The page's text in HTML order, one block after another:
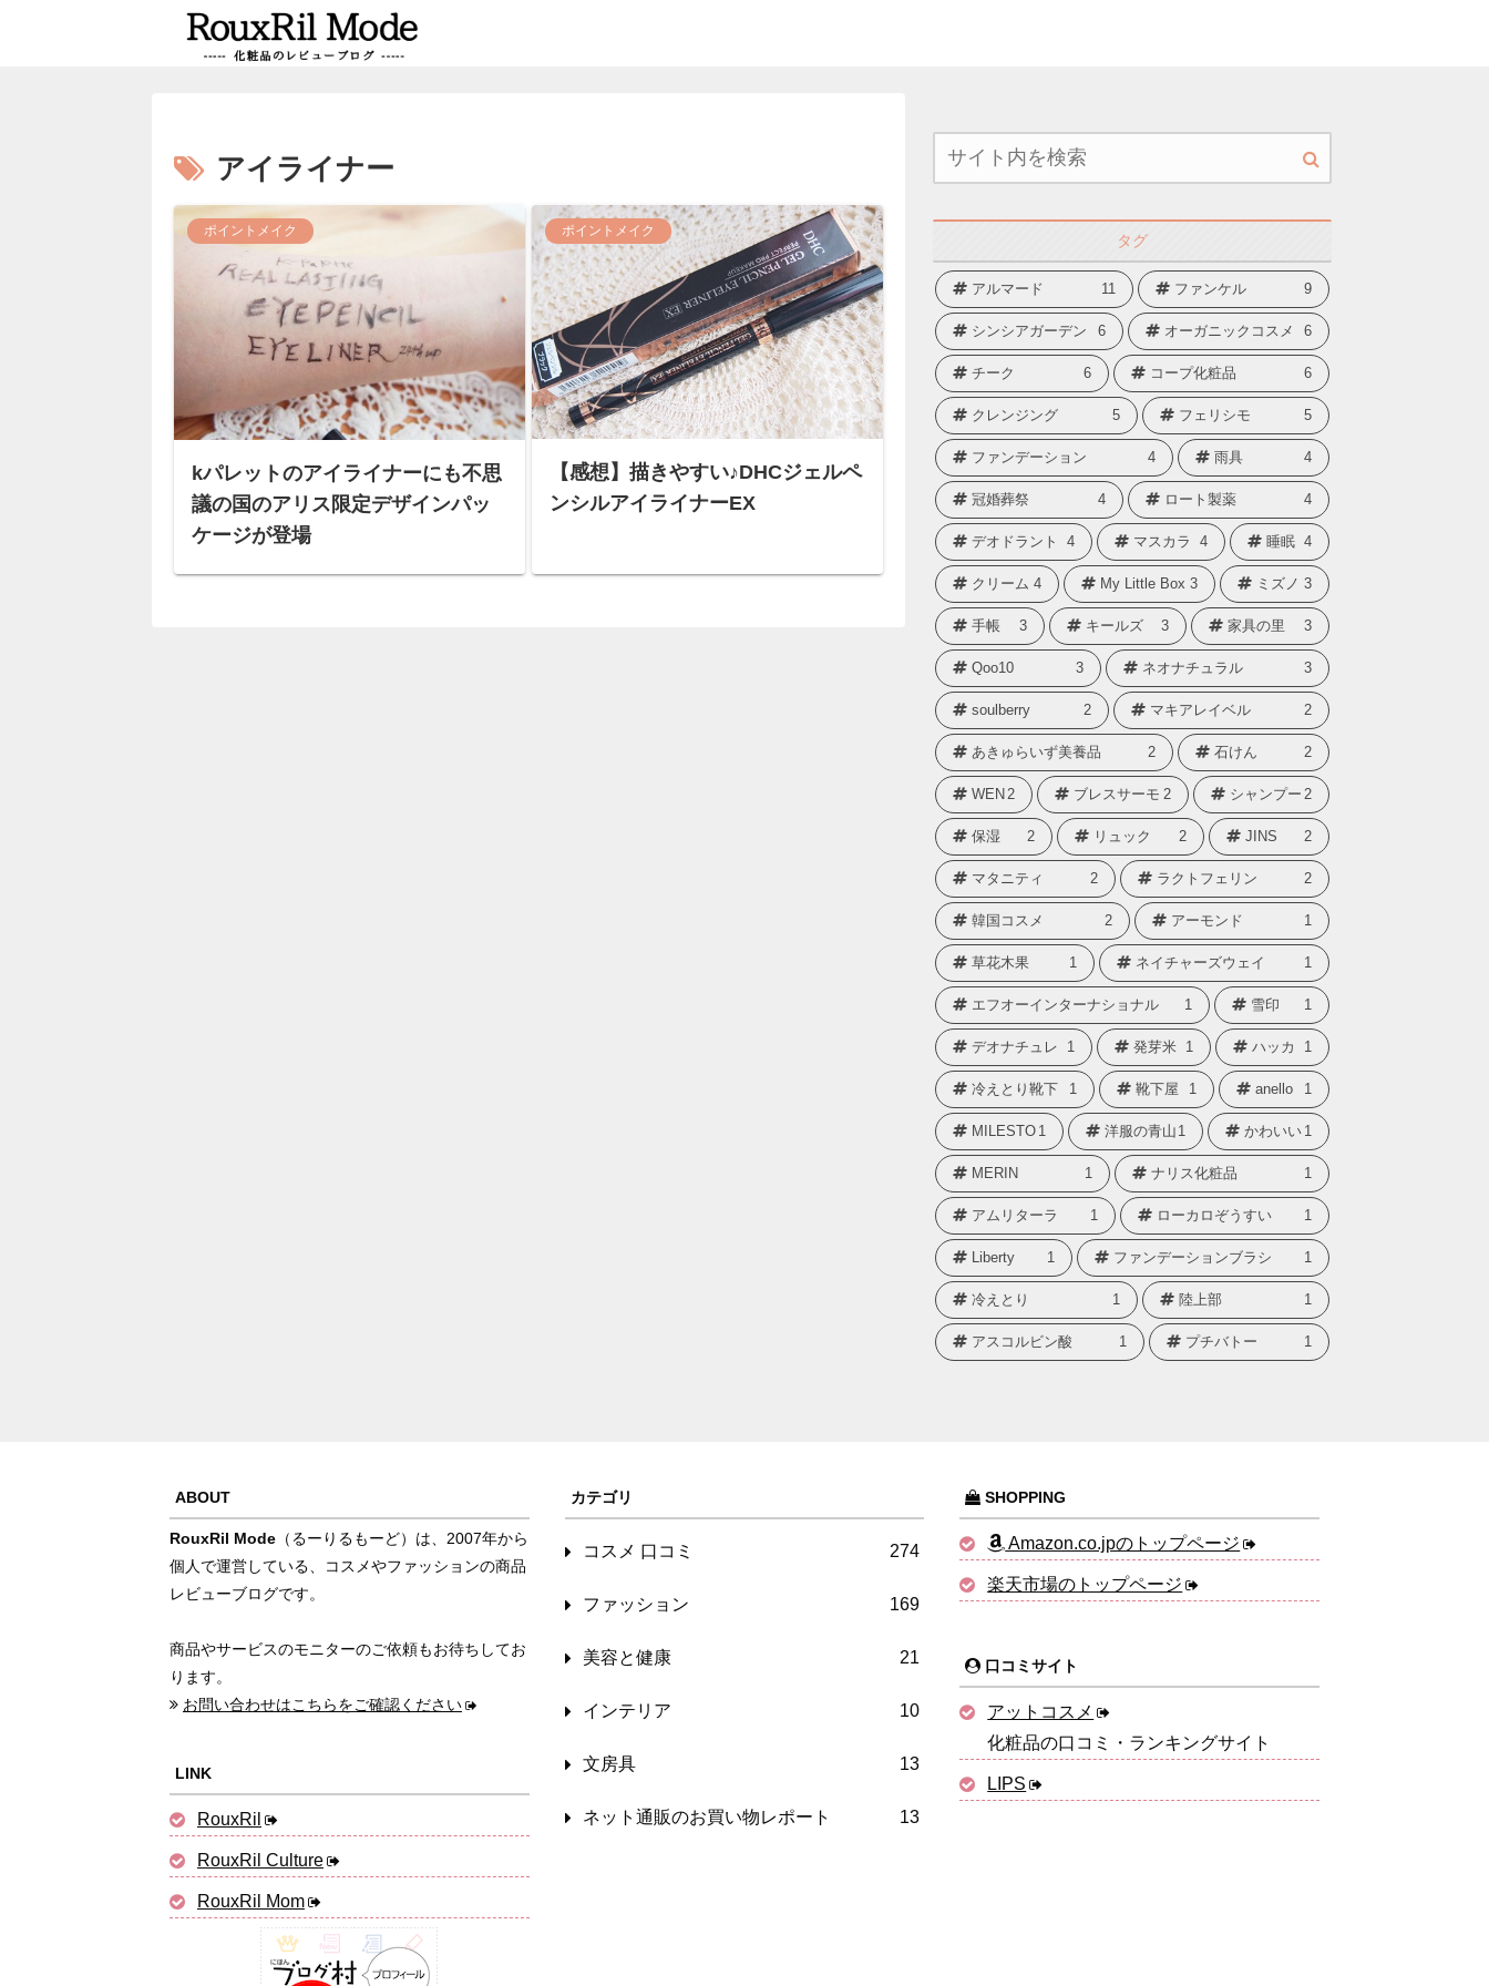
アイライナー
ポイントメイク
kパレットのアイライナーにも不思
議の国のアリス限定デザインパッ
ケージが登場
ポイントメイク
【感想】描きやすい♪DHCジェルペ
ンシルアイライナーEX
タグ
アルマード 11 ファンケル 9
シンシアガーデン 6 オーガニックコスメ 6
チーク 6 コープ化粧品 6
クレンジング 5 フェリシモ 5
ファンデーション 4 雨具 4
冠婚葬祭 4 ロート製薬 4
デオドラント 4 マスカラ 4 睡眠 4
クリーム 4 My Little Box 3 ミズノ 3
手帳 3 キールズ 3 家具の里 3
Qoo10 3 ネオナチュラル 3
soulberry 2 マキアレイベル 2
あきゅらいず美養品 2 石けん 2
WEN 2 ブレスサーモ 2 シャンプー 2
保湿 2 リュック 2 JINS 2
マタニティ 2 ラクトフェリン 2
韓国コスメ 2 アーモンド 1
草花木果 1 ネイチャーズウェイ 1
エフオーインターナショナル 1 雪印 1
デオナチュレ 1 発芽米 1 ハッカ 1
冷えとり靴下 1 靴下屋 1 anello 1
MILESTO 1 洋服の青山 1 かわいい 1
MERIN 1 ナリス化粧品 1
アムリターラ 1 ローカロぞうすい 1
Liberty 1 ファンデーションブラシ 1
冷えとり 1 陸上部 1
アスコルビン酸 1 プチバトー 1
ABOUT
RouxRil Mode （るーりるもーど）は、2007年から
個人で運営している、コスメやファッションの商品
レビューブログです。
商品やサービスのモニターのご依頼もお待ちしてお
ります。
お問い合わせはこちらをご確認ください
LINK
RouxRil
RouxRil Culture
RouxRil Mom
カテゴリ
コスメ 口コミ 274
ファッション 169
美容と健康 21
インテリア 10
文房具 13
ネット通販のお買い物レポート 13
SHOPPING
Amazon.co.jpのトップページ
楽天市場のトップページ
口コミサイト
アットコスメ
化粧品の口コミ・ランキングサイト
LIPS